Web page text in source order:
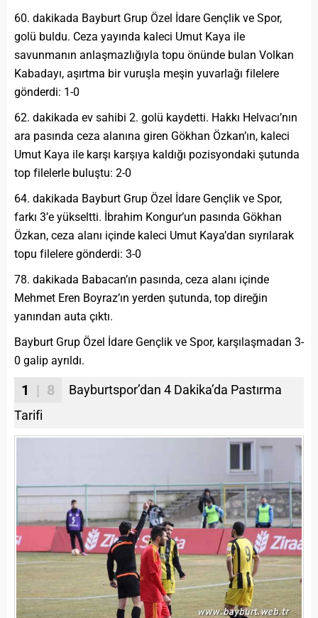
60. dakikada Bayburt Grup Özel İdare Gençlik ve Spor,
golü buldu. Ceza yayında kaleci Umut Kaya ile
savunmanın anlaşmazlığıyla topu önünde bulan Volkan
Kabadayı, aşırtma bir vuruşla meşin yuvarlağı filelere
gönderdi: 1-0
62. dakikada ev sahibi 2. golü kaydetti. Hakkı Helvacı’nın
ara pasında ceza alanına giren Gökhan Özkan’ın, kaleci
Umut Kaya ile karşı karşıya kaldığı pozisyondaki şutunda
top filelerle buluştu: 2-0
64. dakikada Bayburt Grup Özel İdare Gençlik ve Spor,
farkı 3’e yükseltti. İbrahim Kongur’un pasında Gökhan
Özkan, ceza alanı içinde kaleci Umut Kaya’dan sıyrılarak
topu filelere gönderdi: 3-0
78. dakikada Babacan’ın pasında, ceza alanı içinde
Mehmet Eren Boyraz’ın yerden şutunda, top direğin
yanından auta çıktı.
Bayburt Grup Özel İdare Gençlik ve Spor, karşılaşmadan 3-
0 galip ayrıldı.
1 | 8
Bayburtspor’dan 4 Dakika’da Pastırma
Tarifi